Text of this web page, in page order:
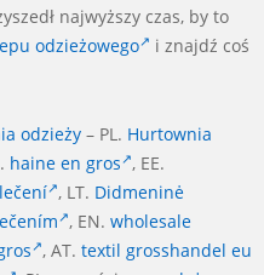
najwyższy czas, by to
odzieżowego
i znajdź coś
odzieży – PL. Hurtownia
haine en gros , EE.
, LT. Didmeninė
, EN. wholesale
, AT. textil grosshandel eu